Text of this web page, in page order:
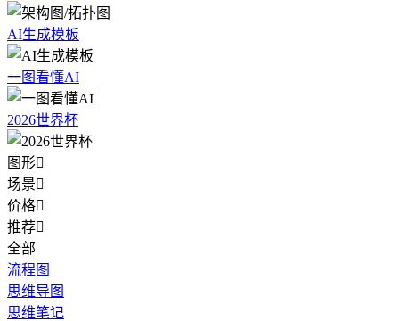
AI生成模板
一图看懂AI
2026世界杯
图形
场景
价格
推荐
全部
流程图
思维导图
思维笔记